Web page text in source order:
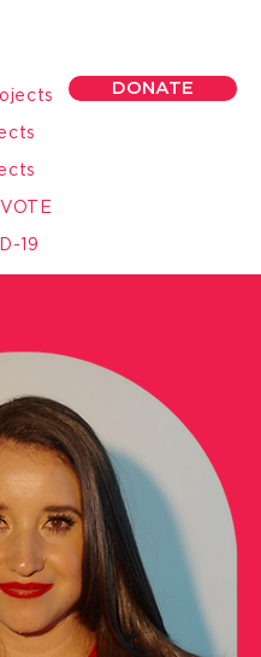
19
DONATE